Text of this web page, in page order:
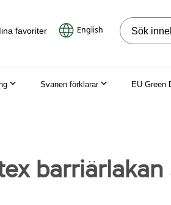
favoriter English Sök på
Svanen förklarar EU Green
barriärlakan